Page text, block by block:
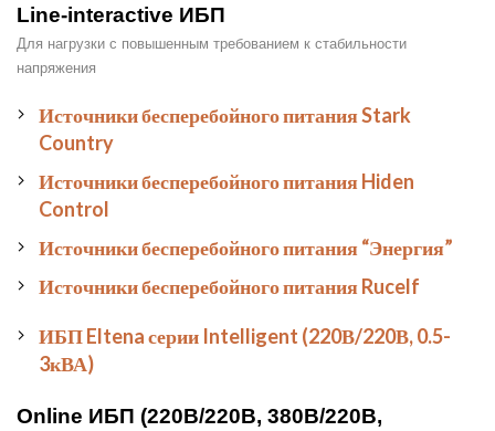
Line-interactive ИБП
Для нагрузки c повышенным требованием к стабильности
напряжения
Источники бесперебойного питания Stark
Country
Источники бесперебойного питания Hiden
Control
Источники бесперебойного питания “Энергия”
Источники бесперебойного питания Rucelf
ИБП Eltena серии Intelligent (220В/220В, 0.5-
3кВА)
Online ИБП (220В/220В, 380В/220В,